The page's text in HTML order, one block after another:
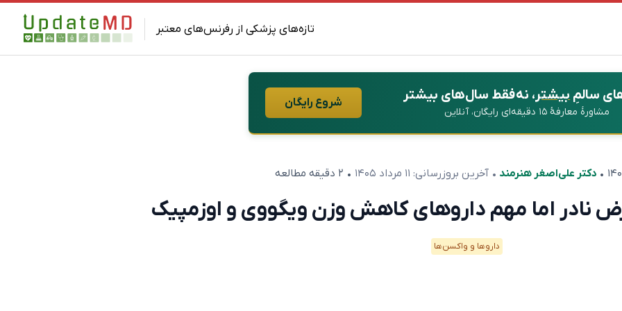
تازه‌های پزشکی از رفرنس‌های معتبر
سالمِبیشتر، نه فقط سال‌های بیشتر
مشاورهٔ معارفهٔ ۱۵ دقیقه‌ای رایگان، آنلاین
شروع رایگان
• دکتر علی‌اصغر هنرمند • آخرین بروزرسانی: ۱۱ مرداد ۱۴۰۵ • ۲ دقیقه مطالعه
نادر اما مهم داروهای کاهش وزن ویگووی و اوزمپیک
دارو‌ها و واکسن‌ها